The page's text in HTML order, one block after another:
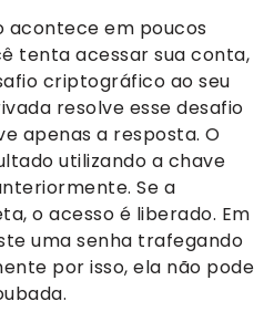
acontece em poucos
tenta acessar sua conta,
criptográfico ao seu
resolve esse desafio
apenas a resposta. O
utilizando a chave
Se a
o acesso é liberado. Em
uma senha trafegando
por isso, ela não pode